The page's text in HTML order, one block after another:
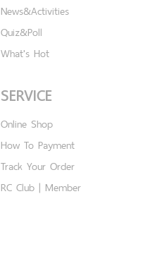
News&Activities
Quiz&Poll
What's Hot
SERVICE
Online Shop
How To Payment
Track Your Order
RC Club | Member